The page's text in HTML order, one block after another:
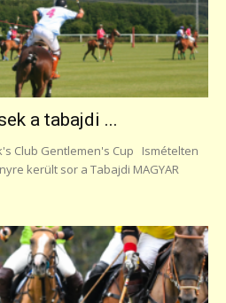
a tabajdi ...
Club Gentlemen's Cup Ismételten
került sor a Tabajdi MAGYAR